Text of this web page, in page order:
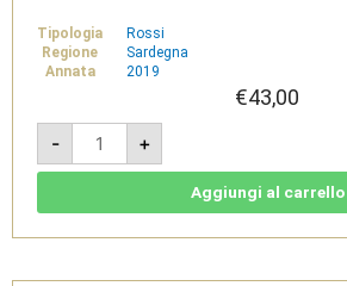
Tipologia
Rossi
Regione
Sardegna
Annata
2019
€43,00
-
S'Arai
2019
-
Isola
-
+
Aggiungi al carrello